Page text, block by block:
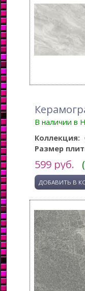
В наличии в
Коллекция:
Размер
599 руб.